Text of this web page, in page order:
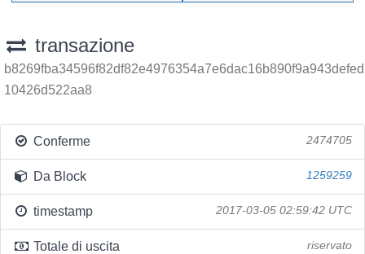
transazione
b8269fba34596f82df82e4976354a7e6dac16b890f9a943defed
10426d522aa8
Conferme 2474705
Da Block 1259259
timestamp 2017-03-05 02:59:42 UTC
Totale di uscita riservato